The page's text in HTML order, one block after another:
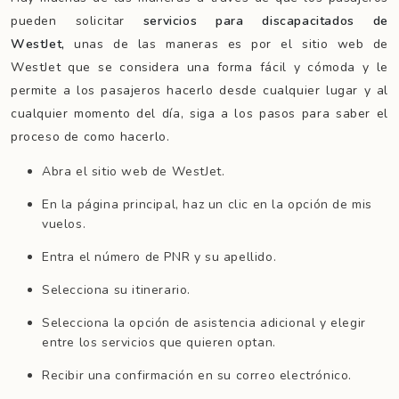
pueden solicitar servicios para discapacitados de
WestJet,unas de las maneras es por el sitio web de
WestJet que se considera una forma fácil y cómoda y le
permite a los pasajeros hacerlo desde cualquier lugar y al
cualquier momento del día, siga a los pasos para saber el
proceso de como hacerlo.
Abra el sitio web de WestJet.
En la página principal, haz un clic en la opción de mis
vuelos.
Entra el número de PNR y su apellido.
Selecciona su itinerario.
Selecciona la opción de asistencia adicional y elegir
entre los servicios que quieren optan.
Recibir una confirmación en su correo electrónico.